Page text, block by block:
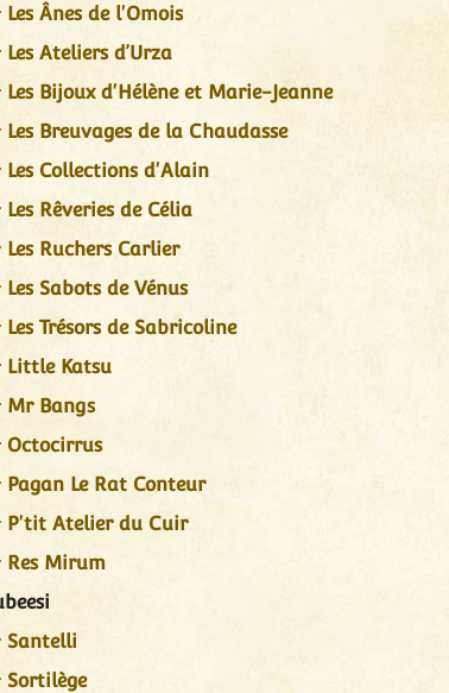
Les Ânes de l'Omois
Les Ateliers d’Urza
Les Bijoux d'Hélène et Marie-Jeanne
Les Breuvages de la Chaudasse
Les Collections d'Alain
Les Rêveries de Célia
Les Ruchers Carlier
Les Sabots de Vénus
Les Trésors de Sabricoline
Little Katsu
Mr Bangs
Octocirrus
Pagan Le Rat Conteur
P'tit Atelier du Cuir
Res Mirum
Santelli
Sortilège